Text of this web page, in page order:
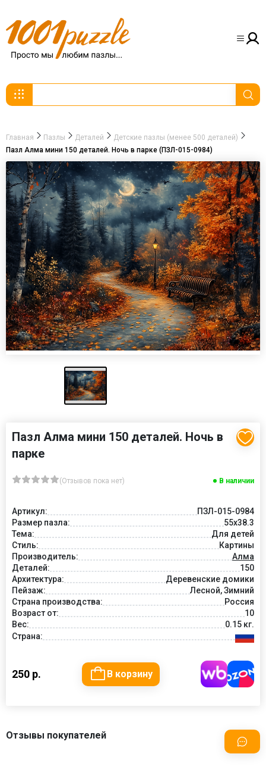
Главная Пазлы Деталей
Детские пазлы (менее 500 деталей)
Пазл Алма мини 150 деталей. Ночь в парке (ПЗЛ-015-0984)
Пазл Алма мини 150 деталей. Ночь в
парке
(Отзывов пока нет) В наличии
Артикул:
ПЗЛ-015-0984
Размер пазла:
55х38.3
Тема:
Для детей
Стиль:
Картины
Производитель:
Алма
Деталей:
150
Архитектура:
Деревенские домики
Пейзаж:
Лесной, Зимний
Страна производства:
Россия
Возраст от:
10
Вес:
0.15 кг.
Страна:
250 р. В корзину
Отзывы покупателей